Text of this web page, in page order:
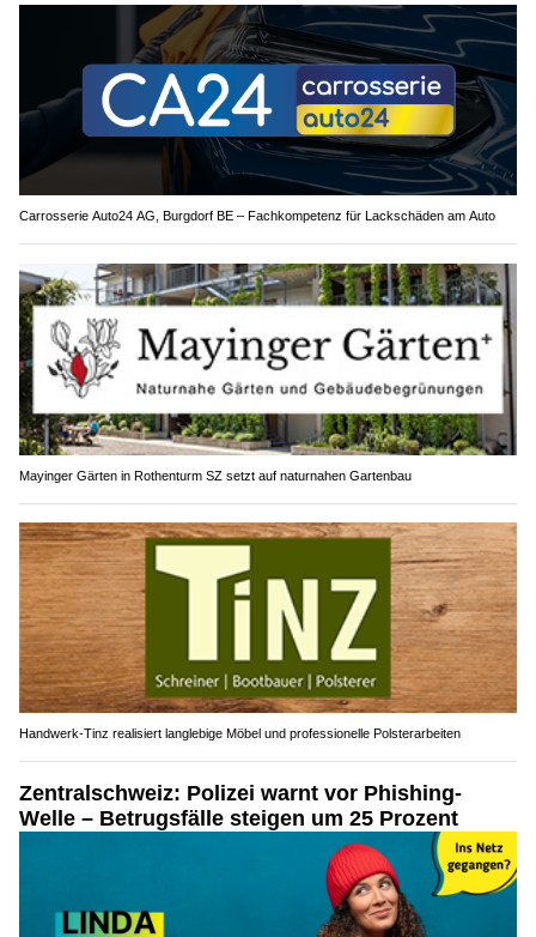
Carrosserie Auto24 AG, Burgdorf BE – Fachkompetenz für Lackschäden am Auto
Mayinger Gärten in Rothenturm SZ setzt auf naturnahen Gartenbau
Handwerk-Tinz realisiert langlebige Möbel und professionelle Polsterarbeiten
Zentralschweiz: Polizei warnt vor Phishing-
Welle – Betrugsfälle steigen um 25 Prozent